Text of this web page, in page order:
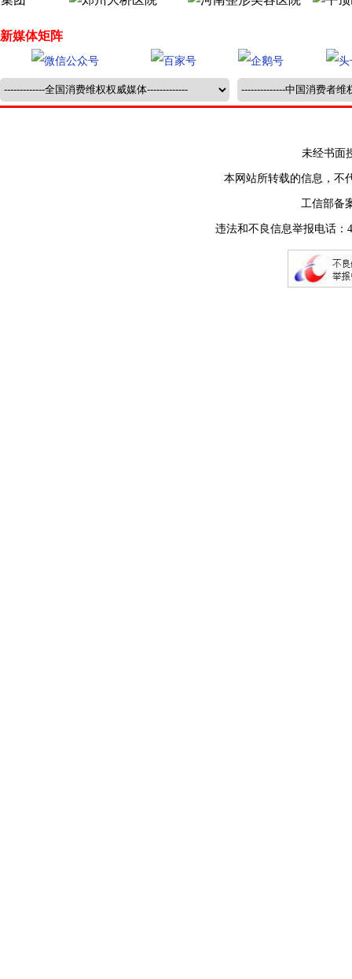
新媒体矩阵
未经书面
本网站所转载的信息，不
工信部备
违法和不良信息举报电话